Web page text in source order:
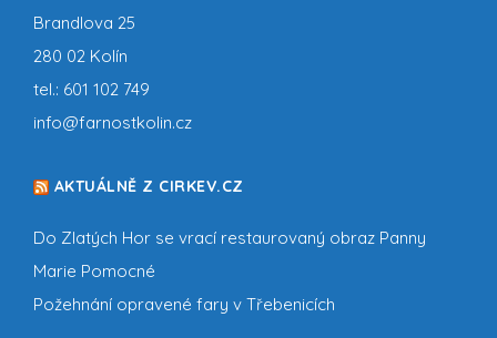
Brandlova 25
280 02 Kolín
tel.: 601 102 749
info@farnostkolin.cz
AKTUÁLNĚ Z CIRKEV.CZ
Do Zlatých Hor se vrací restaurovaný obraz Panny
Marie Pomocné
Požehnání opravené fary v Třebenicích